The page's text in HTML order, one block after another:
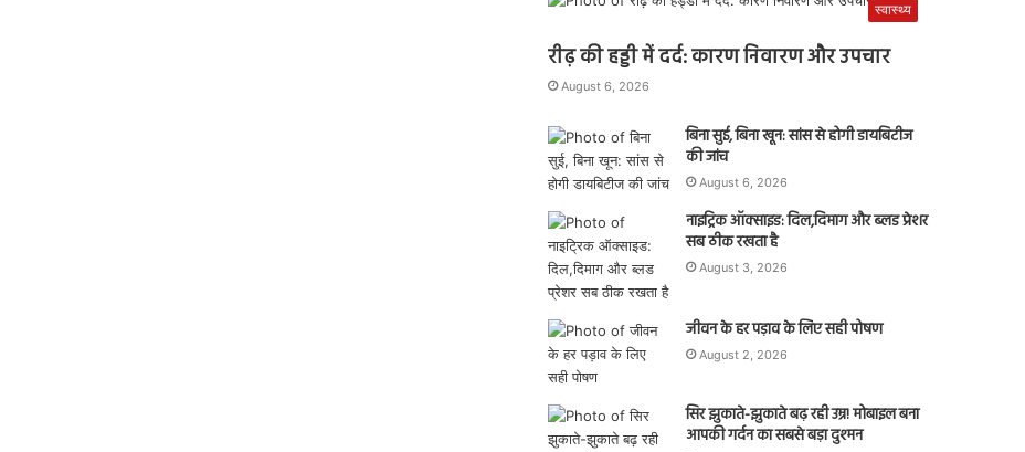
स्वास्थ्य
रीढ़ की हड्डी में दर्द: कारण निवारण और उपचार
August 6, 2026
बिना सुई, बिना खून: सांस से होगी डायबिटीज
की जांच
August 6, 2026
नाइट्रिक ऑक्साइड: दिल,दिमाग और ब्लड प्रेशर
सब ठीक रखता है
August 3, 2026
जीवन के हर पड़ाव के लिए सही पोषण
August 2, 2026
सिर झुकाते-झुकाते बढ़ रही उम्र! मोबाइल बना
आपकी गर्दन का सबसे बड़ा दुश्मन